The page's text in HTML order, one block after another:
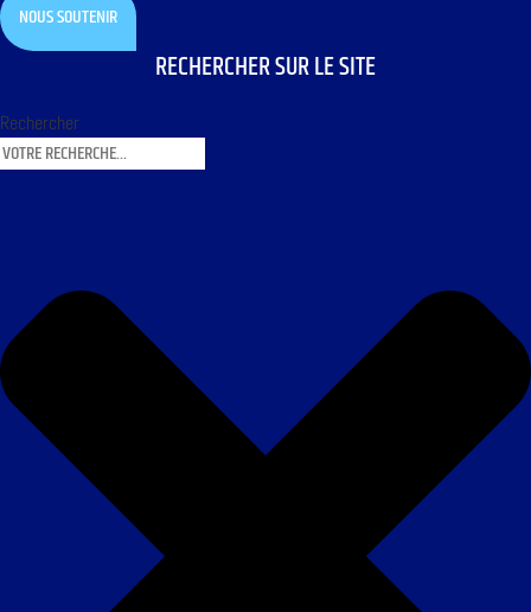
NOUS SOUTENIR
RECHERCHER SUR LE SITE
Rechercher